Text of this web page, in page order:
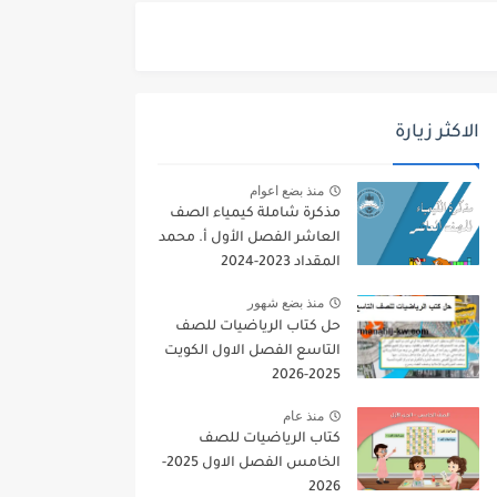
الاكثر زيارة
منذ بضع اعوام
مذكرة شاملة كيمياء الصف
العاشر الفصل الأول أ. محمد
المقداد 2023-2024
منذ بضع شهور
حل كتاب الرياضيات للصف
التاسع الفصل الاول الكويت
2025-2026
منذ عام
كتاب الرياضيات للصف
الخامس الفصل الاول 2025-
2026